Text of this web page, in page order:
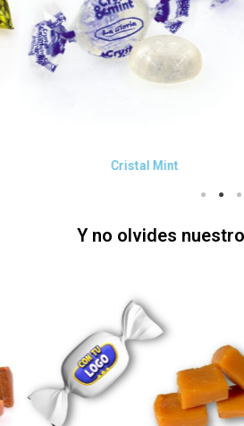
Vista rápida
Cristal Mint
Y no olvides